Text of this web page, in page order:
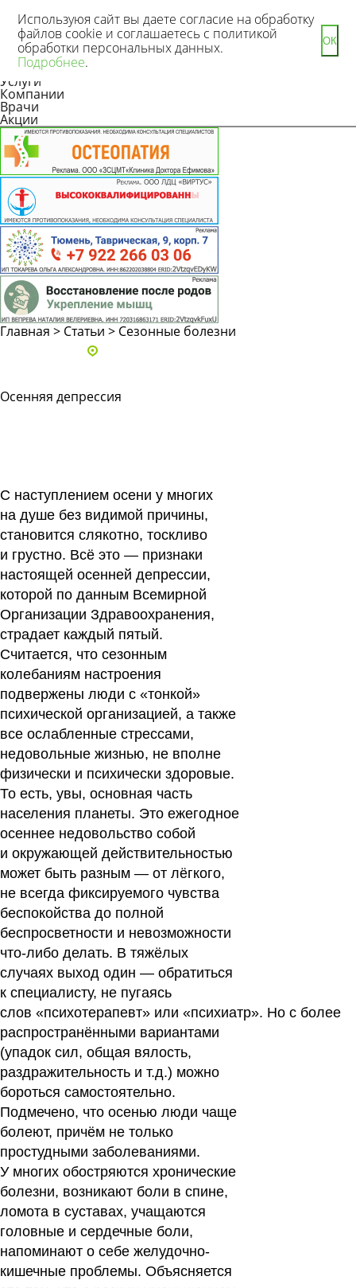
Новости
Статьи
Услуги
Компании
Врачи
Акции
Главная > Статьи > Сезонные болезни
Осенняя депрессия
С наступлением осени у многих
на душе без видимой причины,
становится слякотно, тоскливо
и грустно. Всё это — признаки
настоящей осенней депрессии,
которой по данным Всемирной
Организации Здравоохранения,
страдает каждый пятый.
Считается, что сезонным
колебаниям настроения
подвержены люди с «тонкой»
психической организацией, а также
все ослабленные стрессами,
недовольные жизнью, не вполне
физически и психически здоровые.
То есть, увы, основная часть
населения планеты. Это ежегодное
осеннее недовольство собой
и окружающей действительностью
может быть разным — от лёгкого,
не всегда фиксируемого чувства
беспокойства до полной
беспросветности и невозможности
что-либо делать. В тяжёлых
случаях выход один — обратиться
к специалисту, не пугаясь
слов «психотерапевт» или «психиатр». Но с более
распространёнными вариантами
(упадок сил, общая вялость,
раздражительность и т.д.) можно
бороться самостоятельно.
Подмечено, что осенью люди чаще
болеют, причём не только
простудными заболеваниями.
У многих обостряются хронические
болезни, возникают боли в спине,
ломота в суставах, учащаются
головные и сердечные боли,
напоминают о себе желудочно-
кишечные проблемы. Объясняется
Используюя сайт вы даете согласие на обработку
файлов cookie и соглашаетесь с политикой
обработки персональных данных.
Подробнее.
ОК